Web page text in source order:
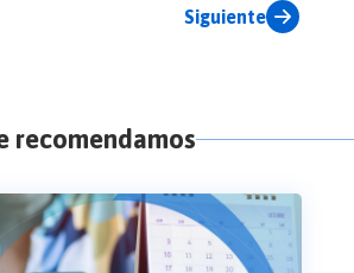
Siguiente
recomendamos